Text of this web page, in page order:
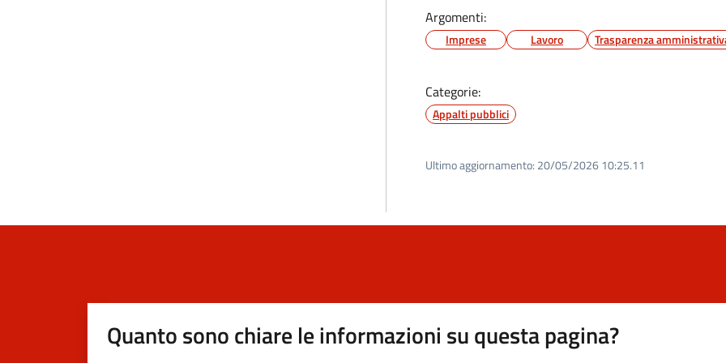
Argomenti:
Imprese Lavoro Trasparenza
Categorie:
Appalti pubblici
Ultimo aggiornamento: 20/05/2026 10:25.11
Quanto sono chiare le informazioni su questa pagina?